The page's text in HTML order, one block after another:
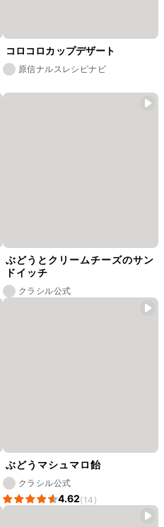
コロコロカップデザート
原信ナルスレシピナビ
ぶどうとクリームチーズのサン
ドイッチ
クラシル公式
ぶどうマシュマロ飴
クラシル公式
4.62(14)